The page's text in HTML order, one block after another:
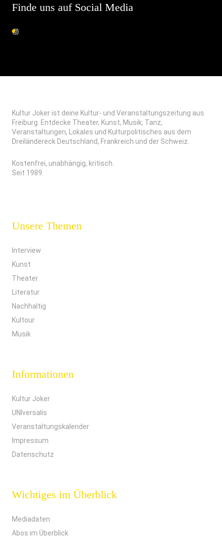
Finde uns auf Social Media
Kultur Joker ist deine Kultur- und Veranstaltungszeitung aus
Freiburg. Entdecke Theater, Kunst, Musik, Tanz,
Veranstaltungen, Lokales und Kulturpolitisches aus dem
Dreiländereck Deutschland, Frankreich und der Schweiz.
Kostenfrei, unabhängig, kritisch.
Seit 1989.
Unsere Themen
Interview
Kunst
Theater
Literatur
Nachhaltig
Kultour
Musik
Informationen
Kultur Joker
UNIversalis
Veranstaltungskalender
Impressum
Datenschutz
Wichtiges im Überblick
Mediadaten
Abos im Überblick